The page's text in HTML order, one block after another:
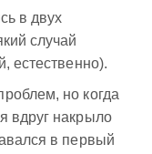
в двух
случай
естественно).
но когда
вдруг накрыло
в первый